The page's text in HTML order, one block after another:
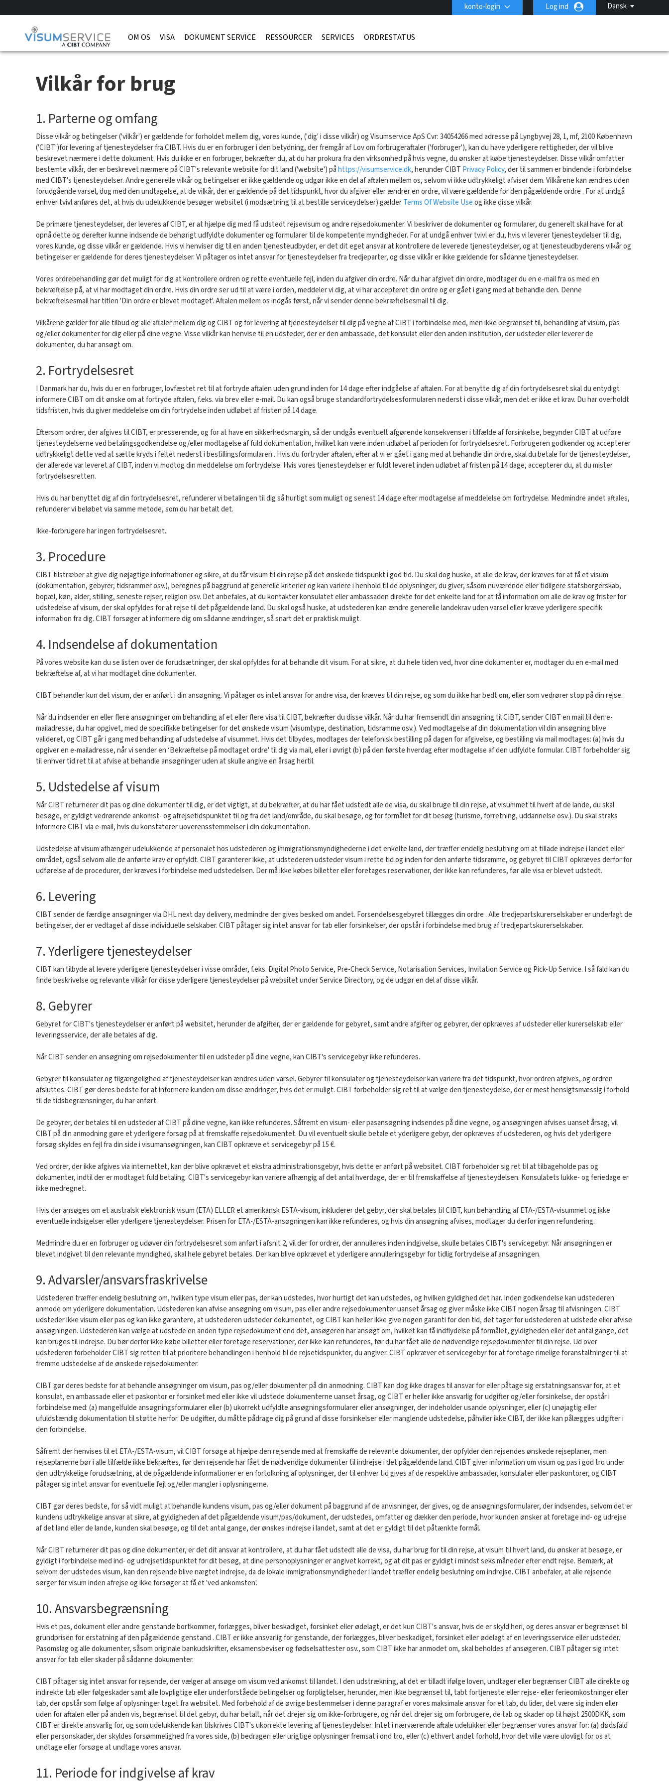
Dansk
konto-login Log ind
OM OS VISA DOKUMENT SERVICE RESSOURCER SERVICES ORDRESTATUS
Vilkår for brug
1. Parterne og omfang
Disse vilkår og betingelser ('vilkår') er gældende for forholdet mellem dig, vores kunde, ('dig' i disse vilkår) og Visumservice ApS Cvr: 34054266 med adresse på Lyngbyvej 28, 1, mf, 2100 København
('CIBT')for levering af tjenesteydelser fra CIBT. Hvis du er en forbruger i den betydning, der fremgår af Lov om forbrugeraftaler ('forbruger'), kan du have yderligere rettigheder, der vil blive
beskrevet nærmere i dette dokument. Hvis du ikke er en forbruger, bekræfter du, at du har prokura fra den virksomhed på hvis vegne, du ønsker at købe tjenesteydelser. Disse vilkår omfatter
bestemte vilkår, der er beskrevet nærmere på CIBT's relevante website for dit land ('website') påhttps://visumservice.dk, herunder CIBT Privacy Policy, der til sammen er bindende i forbindelse
med CIBT's tjenesteydelser. Andre generelle vilkår og betingelser er ikke gældende og udgør ikke en del af aftalen mellem os, selvom vi ikke udtrykkeligt afviser dem. Vilkårene kan ændres uden
forudgående varsel, dog med den undtagelse, at de vilkår, der er gældende på det tidspunkt, hvor du afgiver eller ændrer en ordre, vil være gældende for den pågældende ordre . For at undgå
enhver tvivl anføres det, at hvis du udelukkende besøger websitet (i modsætning til at bestille serviceydelser) gælderTerms Of Website Useog ikke disse vilkår.
De primære tjenesteydelser, der leveres af CIBT, er at hjælpe dig med få udstedt rejsevisum og andre rejsedokumenter. Vi beskriver de dokumenter og formularer, du generelt skal have for at
opnå dette og derefter kunne indsende de behørigt udfyldte dokumenter og formularer til de kompetente myndigheder. For at undgå enhver tvivl er du, hvis vi leverer tjenesteydelser til dig,
vores kunde, og disse vilkår er gældende. Hvis vi henviser dig til en anden tjenesteudbyder, er det dit eget ansvar at kontrollere de leverede tjenesteydelser, og at tjenesteudbyderens vilkår og
betingelser er gældende for deres tjenesteydelser. Vi påtager os intet ansvar for tjenesteydelser fra tredjeparter, og disse vilkår er ikke gældende for sådanne tjenesteydelser.
Vores ordrebehandling gør det muligt for dig at kontrollere ordren og rette eventuelle fejl, inden du afgiver din ordre. Når du har afgivet din ordre, modtager du en e-mail fra os med en
bekræftelse på, at vi har modtaget din ordre. Hvis din ordre ser ud til at være i orden, meddeler vi dig, at vi har accepteret din ordre og er gået i gang med at behandle den. Denne
bekræftelsesmail har titlen 'Din ordre er blevet modtaget'. Aftalen mellem os indgås først, når vi sender denne bekræftelsesmail til dig.
Vilkårene gælder for alle tilbud og alle aftaler mellem dig og CIBT og for levering af tjenesteydelser til dig på vegne af CIBT i forbindelse med, men ikke begrænset til, behandling af visum, pas
og/eller dokumenter for dig eller på dine vegne. Visse vilkår kan henvise til en udsteder, der er den ambassade, det konsulat eller den anden institution, der udsteder eller leverer de
dokumenter, du har ansøgt om.
2. Fortrydelsesret
I Danmark har du, hvis du er en forbruger, lovfæstet ret til at fortryde aftalen uden grund inden for 14 dage efter indgåelse af aftalen. For at benytte dig af din fortrydelsesret skal du entydigt
informere CIBT om dit ønske om at fortryde aftalen, f.eks. via brev eller e-mail. Du kan også bruge standardfortrydelsesformularen nederst i disse vilkår, men det er ikke et krav. Du har overholdt
tidsfristen, hvis du giver meddelelse om din fortrydelse inden udløbet af fristen på 14 dage.
Eftersom ordrer, der afgives til CIBT, er presserende, og for at have en sikkerhedsmargin, så der undgås eventuelt afgørende konsekvenser i tilfælde af forsinkelse, begynder CIBT at udføre
tjenesteydelserne ved betalingsgodkendelse og/eller modtagelse af fuld dokumentation, hvilket kan være inden udløbet af perioden for fortrydelsesret. Forbrugeren godkender og accepterer
udtrykkeligt dette ved at sætte kryds i feltet nederst i bestillingsformularen . Hvis du fortryder aftalen, efter at vi er gået i gang med at behandle din ordre, skal du betale for de tjenesteydelser,
der allerede var leveret af CIBT, inden vi modtog din meddelelse om fortrydelse. Hvis vores tjenesteydelser er fuldt leveret inden udløbet af fristen på 14 dage, accepterer du, at du mister
fortrydelsesretten.
Hvis du har benyttet dig af din fortrydelsesret, refunderer vi betalingen til dig så hurtigt som muligt og senest 14 dage efter modtagelse af meddelelse om fortrydelse. Medmindre andet aftales,
refunderer vi beløbet via samme metode, som du har betalt det.
Ikke-forbrugere har ingen fortrydelsesret.
3. Procedure
CIBT tilstræber at give dig nøjagtige informationer og sikre, at du får visum til din rejse på det ønskede tidspunkt i god tid. Du skal dog huske, at alle de krav, der kræves for at få et visum
(dokumentation, gebyrer, tidsrammer osv.), beregnes på baggrund af generelle kriterier og kan variere i henhold til de oplysninger, du giver, såsom nuværende eller tidligere statsborgerskab,
bopæl, køn, alder, stilling, seneste rejser, religion osv. Det anbefales, at du kontakter konsulatet eller ambassaden direkte for det enkelte land for at få information om alle de krav og frister for
udstedelse af visum, der skal opfyldes for at rejse til det pågældende land. Du skal også huske, at udstederen kan ændre generelle landekrav uden varsel eller kræve yderligere specifik
information fra dig. CIBT forsøger at informere dig om sådanne ændringer, så snart det er praktisk muligt.
4. Indsendelse af dokumentation
På vores website kan du se listen over de forudsætninger, der skal opfyldes for at behandle dit visum. For at sikre, at du hele tiden ved, hvor dine dokumenter er, modtager du en e-mail med
bekræftelse af, at vi har modtaget dine dokumenter.
CIBT behandler kun det visum, der er anført i din ansøgning. Vi påtager os intet ansvar for andre visa, der kræves til din rejse, og som du ikke har bedt om, eller som vedrører stop på din rejse.
Når du indsender en eller flere ansøgninger om behandling af et eller flere visa til CIBT, bekræfter du disse vilkår. Når du har fremsendt din ansøgning til CIBT, sender CIBT en mail til den e-
mailadresse, du har opgivet, med de specifikke betingelser for det ønskede visum (visumtype, destination, tidsramme osv.). Ved modtagelse af din dokumentation vil din ansøgning blive
valideret, og CIBT går i gang med behandling af udstedelse af visummet. Hvis det tilbydes, modtages der telefonisk bestilling på dagen for afgivelse, og bestilling via mail modtages: (a) hvis du
opgiver en e-mailadresse, når vi sender en ‘Bekræftelse på modtaget ordre' til dig via mail, eller i øvrigt (b) på den første hverdag efter modtagelse af den udfyldte formular. CIBT forbeholder sig
til enhver tid ret til at afvise at behandle ansøgninger uden at skulle angive en årsag hertil.
5. Udstedelse af visum
Når CIBT returnerer dit pas og dine dokumenter til dig, er det vigtigt, at du bekræfter, at du har fået udstedt alle de visa, du skal bruge til din rejse, at visummet til hvert af de lande, du skal
besøge, er gyldigt vedrørende ankomst- og afrejsetidspunktet til og fra det land/område, du skal besøge, og for formålet for dit besøg (turisme, forretning, uddannelse osv.). Du skal straks
informere CIBT via e-mail, hvis du konstaterer uoverensstemmelser i din dokumentation.
Udstedelse af visum afhænger udelukkende af personalet hos udstederen og immigrationsmyndighederne i det enkelte land, der træffer endelig beslutning om at tillade indrejse i landet eller
området, også selvom alle de anførte krav er opfyldt. CIBT garanterer ikke, at udstederen udsteder visum i rette tid og inden for den anførte tidsramme, og gebyret til CIBT opkræves derfor for
udførelse af de procedurer, der kræves i forbindelse med udstedelsen. Der må ikke købes billetter eller foretages reservationer, der ikke kan refunderes, før alle visa er blevet udstedt.
6. Levering
CIBT sender de færdige ansøgninger via DHL next day delivery, medmindre der gives besked om andet. Forsendelsesgebyret tillægges din ordre . Alle tredjepartskurerselskaber er underlagt de
betingelser, der er vedtaget af disse individuelle selskaber. CIBT påtager sig intet ansvar for tab eller forsinkelser, der opstår i forbindelse med brug af tredjepartskurerselskaber.
7. Yderligere tjenesteydelser
CIBT kan tilbyde at levere yderligere tjenesteydelser i visse områder, f.eks. Digital Photo Service, Pre-Check Service, Notarisation Services, Invitation Service og Pick-Up Service. I så fald kan du
finde beskrivelse og relevante vilkår for disse yderligere tjenesteydelser på websitet under Service Directory, og de udgør en del af disse vilkår.
8. Gebyrer
Gebyret for CIBT's tjenesteydelser er anført på websitet, herunder de afgifter, der er gældende for gebyret, samt andre afgifter og gebyrer, der opkræves af udsteder eller kurerselskab eller
leveringsservice, der alle betales af dig.
Når CIBT sender en ansøgning om rejsedokumenter til en udsteder på dine vegne, kan CIBT's servicegebyr ikke refunderes.
Gebyrer til konsulater og tilgængelighed af tjenesteydelser kan ændres uden varsel. Gebyrer til konsulater og tjenesteydelser kan variere fra det tidspunkt, hvor ordren afgives, og ordren
afsluttes. CIBT gør deres bedste for at informere kunden om disse ændringer, hvis det er muligt. CIBT forbeholder sig ret til at vælge den tjenesteydelse, der er mest hensigtsmæssig i forhold
til de tidsbegrænsninger, du har anført.
De gebyrer, der betales til en udsteder af CIBT på dine vegne, kan ikke refunderes. Såfremt en visum- eller pasansøgning indsendes på dine vegne, og ansøgningen afvises uanset årsag, vil
CIBT på din anmodning gøre et yderligere forsøg på at fremskaffe rejsedokumentet. Du vil eventuelt skulle betale et yderligere gebyr, der opkræves af udstederen, og hvis det yderligere
forsøg skyldes en fejl fra din side i visumansøgningen, kan CIBT opkræve et servicegebyr på 15 €.
Ved ordrer, der ikke afgives via internettet, kan der blive opkrævet et ekstra administrationsgebyr, hvis dette er anført på websitet. CIBT forbeholder sig ret til at tilbageholde pas og
dokumenter, indtil der er modtaget fuld betaling. CIBT's servicegebyr kan variere afhængig af det antal hverdage, der er til fremskaffelse af tjenesteydelsen. Konsulatets lukke- og feriedage er
ikke medregnet.
Hvis der ansøges om et australsk elektronisk visum (ETA) ELLER et amerikansk ESTA-visum, inkluderer det gebyr, der skal betales til CIBT, kun behandling af ETA-/ESTA-visummet og ikke
eventuelle indsigelser eller yderligere tjenesteydelser. Prisen for ETA-/ESTA-ansøgningen kan ikke refunderes, og hvis din ansøgning afvises, modtager du derfor ingen refundering.
Medmindre du er en forbruger og udøver din fortrydelsesret som anført i afsnit 2, vil der for ordrer, der annulleres inden indgivelse, skulle betales CIBT's servicegebyr. Når ansøgningen er
blevet indgivet til den relevante myndighed, skal hele gebyret betales. Der kan blive opkrævet et yderligere annulleringsgebyr for tidlig fortrydelse af ansøgningen.
9. Advarsler/ansvarsfraskrivelse
Udstederen træffer endelig beslutning om, hvilken type visum eller pas, der kan udstedes, hvor hurtigt det kan udstedes, og hvilken gyldighed det har. Inden godkendelse kan udstederen
anmode om yderligere dokumentation. Udstederen kan afvise ansøgning om visum, pas eller andre rejsedokumenter uanset årsag og giver måske ikke CIBT nogen årsag til afvisningen. CIBT
udsteder ikke visum eller pas og kan ikke garantere, at udstederen udsteder dokumentet, og CIBT kan heller ikke give nogen garanti for den tid, det tager for udstederen at udstede eller afvise
ansøgningen. Udstederen kan vælge at udstede en anden type rejsedokument end det, ansøgeren har ansøgt om, hvilket kan få indflydelse på formålet, gyldigheden eller det antal gange, det
kan bruges til indrejse. Du bør derfor ikke købe billetter eller foretage reservationer, der ikke kan refunderes, før du har fået alle de nødvendige rejsedokumenter til din rejse. Ud over
udstederen forbeholder CIBT sig retten til at prioritere behandlingen i henhold til de rejsetidspunkter, du angiver. CIBT opkræver et servicegebyr for at foretage rimelige foranstaltninger til at
fremme udstedelse af de ønskede rejsedokumenter.
CIBT gør deres bedste for at behandle ansøgninger om visum, pas og/eller dokumenter på din anmodning. CIBT kan dog ikke drages til ansvar for eller påtage sig erstatningsansvar for, at et
konsulat, en ambassade eller et paskontor er forsinket med eller ikke vil udstede dokumenterne uanset årsag, og CIBT er heller ikke ansvarlig for udgifter og/eller forsinkelse, der opstår i
forbindelse med: (a) mangelfulde ansøgningsformularer eller (b) ukorrekt udfyldte ansøgningsformularer eller ansøgninger, der indeholder usande oplysninger, eller (c) unøjagtig eller
ufuldstændig dokumentation til støtte herfor. De udgifter, du måtte pådrage dig på grund af disse forsinkelser eller manglende udstedelse, påhviler ikke CIBT, der ikke kan pålægges udgifter i
den forbindelse.
Såfremt der henvises til et ETA-/ESTA-visum, vil CIBT forsøge at hjælpe den rejsende med at fremskaffe de relevante dokumenter, der opfylder den rejsendes ønskede rejseplaner, men
rejseplanerne bør i alle tilfælde ikke bekræftes, før den rejsende har fået de nødvendige dokumenter til indrejse i det pågældende land. CIBT giver information om visum og pas i god tro under
den udtrykkelige forudsætning, at de pågældende informationer er en fortolkning af oplysninger, der til enhver tid gives af de respektive ambassader, konsulater eller paskontorer, og CIBT
påtager sig intet ansvar for eventuelle fejl og/eller mangler i oplysningerne.
CIBT gør deres bedste, for så vidt muligt at behandle kundens visum, pas og/eller dokument på baggrund af de anvisninger, der gives, og de ansøgningsformularer, der indsendes, selvom det er
kundens udtrykkelige ansvar at sikre, at gyldigheden af det pågældende visum/pas/dokument, der udstedes, omfatter og dækker den periode, hvor kunden ønsker at foretage ind- og udrejse
af det land eller de lande, kunden skal besøge, og til det antal gange, der ønskes indrejse i landet, samt at det er gyldigt til det påtænkte formål.
Når CIBT returnerer dit pas og dine dokumenter, er det dit ansvar at kontrollere, at du har fået udstedt alle de visa, du har brug for til din rejse, at visum til hvert land, du ønsker at besøge, er
gyldigt i forbindelse med ind- og udrejsetidspunktet for dit besøg, at dine personoplysninger er angivet korrekt, og at dit pas er gyldigt i mindst seks måneder efter endt rejse. Bemærk, at
selvom der udstedes visum, kan den rejsende blive nægtet indrejse, da de lokale immigrationsmyndigheder i landet træffer endelig beslutning om indrejse. CIBT anbefaler, at alle rejsende
sørger for visum inden afrejse og ikke forsøger at få et 'ved ankomsten'.
10. Ansvarsbegrænsning
Hvis et pas, dokument eller andre genstande bortkommer, forlægges, bliver beskadiget, forsinket eller ødelagt, er det kun CIBT's ansvar, hvis de er skyld heri, og deres ansvar er begrænset til
grundprisen for erstatning af den pågældende genstand . CIBT er ikke ansvarlig for genstande, der forlægges, bliver beskadiget, forsinket eller ødelagt af en leveringsservice eller udsteder.
Pasomslag og alle dokumenter, såsom originale bankudskrifter, eksamensbeviser og fødselsattester osv., som CIBT ikke har anmodet om, skal beholdes af ansøgeren. CIBT påtager sig intet
ansvar for tab eller skader på sådanne dokumenter.
CIBT påtager sig intet ansvar for rejsende, der vælger at ansøge om visum ved ankomst til landet. I den udstrækning, at det er tilladt ifølge loven, undtager eller begrænser CIBT alle direkte og
indirekte tab eller følgeskader samt alle lovpligtige eller underforståede betingelser og forpligtelser, herunder, men ikke begrænset til, tabt fortjeneste eller rejse- eller ferieomkostninger eller
tab, der opstår som følge af oplysninger taget fra websitet. Med forbehold af de øvrige bestemmelser i denne paragraf er vores maksimale ansvar for et tab, du lider, det være sig inden eller
uden for aftalen eller på anden vis, begrænset til det gebyr, du har betalt, når det drejer sig om ikke-forbrugere, og når det drejer sig om forbrugere, de tab og skader op til højst 2500DKK, som
CIBT er direkte ansvarlig for, og som udelukkende kan tilskrives CIBT's ukorrekte levering af tjenesteydelser. Intet i nærværende aftale udelukker eller begrænser vores ansvar for: (a) dødsfald
eller personskader, der skyldes forsømmelighed fra vores side, (b) bedrageri eller urigtige oplysninger fremsat i ond tro, eller (c) ethvert andet forhold, hvor det ville være ulovligt for os at
undtage eller forsøge at undtage vores ansvar.
11. Periode for indgivelse af krav